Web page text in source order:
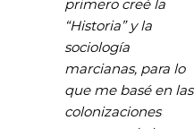
primero creé la
“Historia” y la
sociología
marcianas, para lo
que me basé en las
colonizaciones